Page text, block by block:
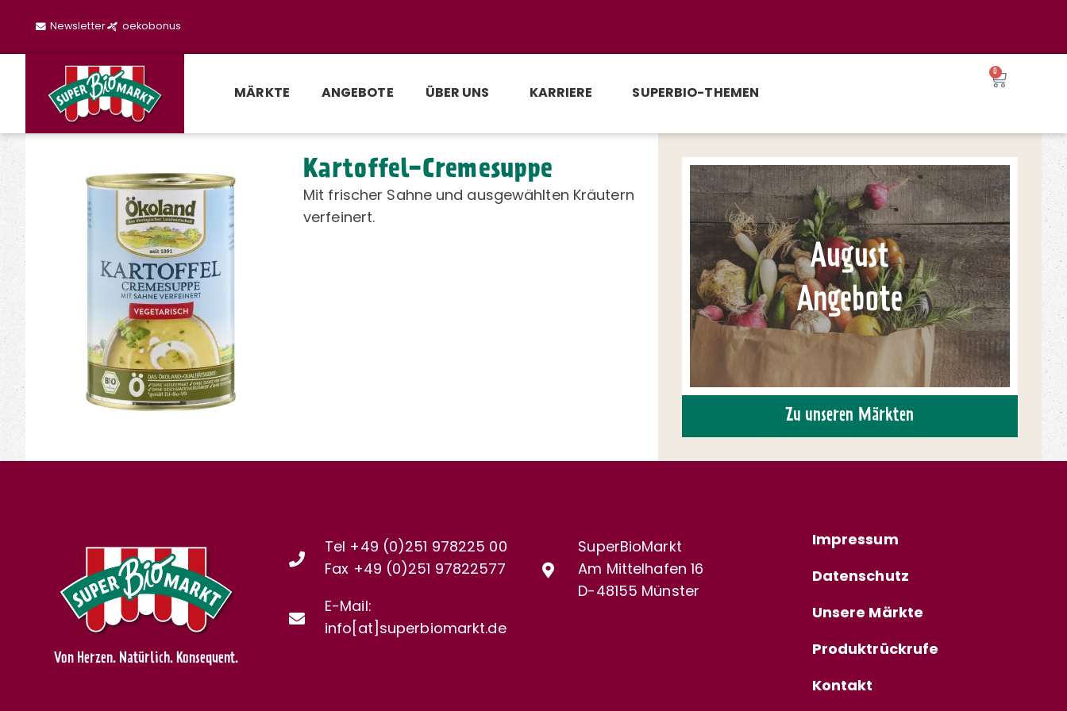
Newsletter oekobonus
MÄRKTE ANGEBOTE ÜBER UNS KARRIERE SUPERBIO-THEMEN
0
Kartoffel-Cremesuppe
Mit frischer Sahne und ausgewählten Kräutern
verfeinert.
August
Angebote
Zu unseren Märkten
Von Herzen. Natürlich. Konsequent.
Tel +49 (0)251 978225 00
Fax +49 (0)251 97822577
E-Mail:
info[at]superbiomarkt.de
SuperBioMarkt
Am Mittelhafen 16
D-48155 Münster
Impressum
Datenschutz
Unsere Märkte
Produktrückrufe
Kontakt